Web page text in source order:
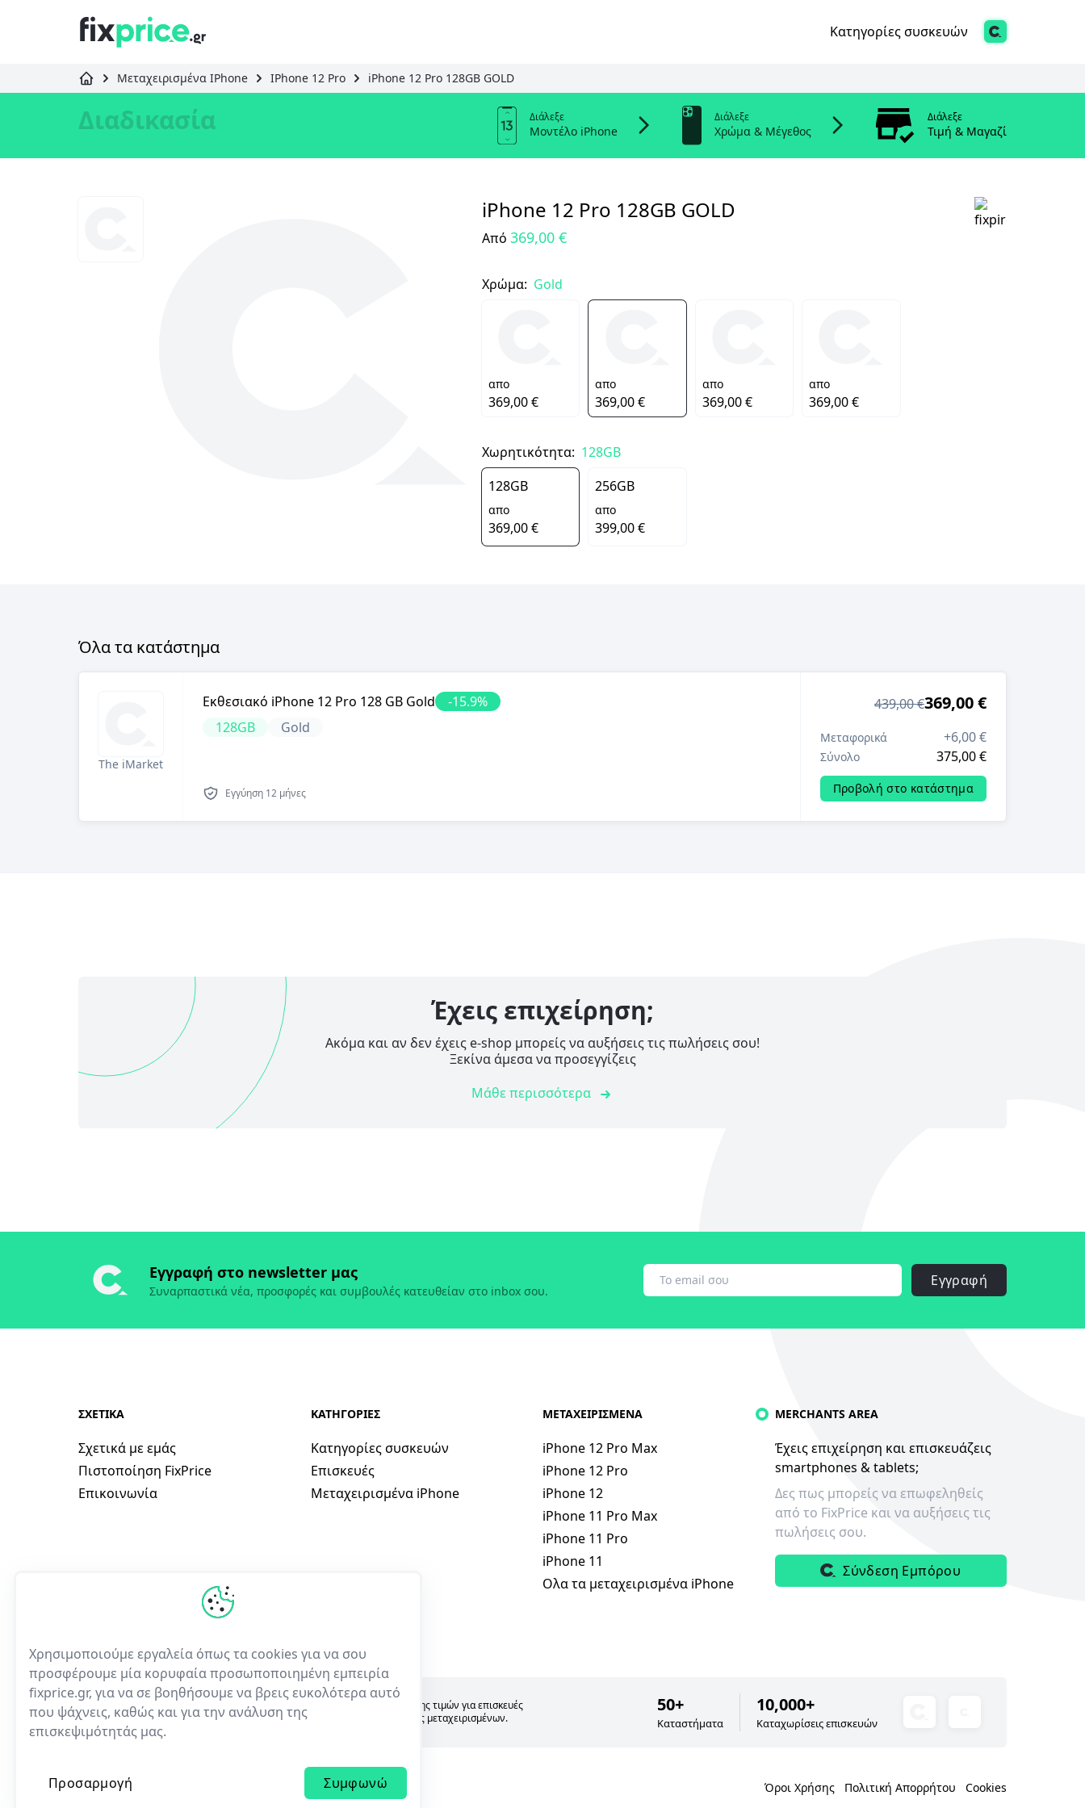
Κατηγορίες συσκευών
Μεταχειρισμένα IPhone IPhone 12 Pro iPhone 12 Pro 128GB GOLD
Διαδικασία Διάλεξε
Μοντέλο iPhone
Διάλεξε
Χρώμα & Μέγεθος
Διάλεξε
Τιμή & Μαγαζί
iPhone 12 Pro 128GB GOLD
Από 369,00 €
Χρώμα: Gold
απο
369,00 €
απο
369,00 €
απο
369,00 €
απο
369,00 €
Χωρητικότητα: 128GB
128GB
απο
369,00 €
256GB
απο
399,00 €
Όλα τα κατάστημα
The iMarket
Εκθεσιακό iPhone 12 Pro 128 GB Gold -15.9%
128GB
Gold
Εγγύηση 12 μήνες
439,00 €369,00 €
Μεταφορικά +6,00 €
Σύνολο 375,00 €
Προβολή στο κατάστημα
Έχεις επιχείρηση;
Ακόμα και αν δεν έχεις e-shop μπορείς να αυξήσεις τις πωλήσεις σου!
Ξεκίνα άμεσα να προσεγγίζεις
Μάθε περισσότερα
Εγγραφή στο newsletter μας
Συναρπαστικά νέα, προσφορές και συμβουλές κατευθείαν στο inbox σου.
Εγγραφή
ΣΧΕΤΙΚΑ
Σχετικά με εμάς
Πιστοποίηση FixPrice
Επικοινωνία
ΚΑΤΗΓΟΡΙΕΣ
Κατηγορίες συσκευών
Επισκευές
Μεταχειρισμένα iPhone
ΜΕΤΑΧΕΙΡΙΣΜΕΝΑ
iPhone 12 Pro Max
iPhone 12 Pro
iPhone 12
iPhone 11 Pro Max
iPhone 11 Pro
iPhone 11
Ολα τα μεταχειρισμένα iPhone
MERCHANTS AREA
Έχεις επιχείρηση και επισκευάζεις
smartphones & tablets;
Δες πως μπορείς να επωφεληθείς
από το FixPrice και να αυξήσεις τις
πωλήσεις σου.
Σύνδεση Εμπόρου
Η πρώτη ελληνική υπηρεσία σύγκρισης τιμών για επισκευές
ηλεκτρονικών συσκευών και πώλησης μεταχειρισμένων.
50+
Καταστήματα
10,000+
Καταχωρίσεις επισκευών
© 2023 | All rights reserved Όροι Χρήσης Πολιτική Απορρήτου Cookies
Χρησιμοποιούμε εργαλεία όπως τα cookies για να σου
προσφέρουμε μία κορυφαία προσωποποιημένη εμπειρία
fixprice.gr, για να σε βοηθήσουμε να βρεις ευκολότερα αυτό
που ψάχνεις, καθώς και για την ανάλυση της
επισκεψιμότητάς μας.
Προσαρμογή Συμφωνώ